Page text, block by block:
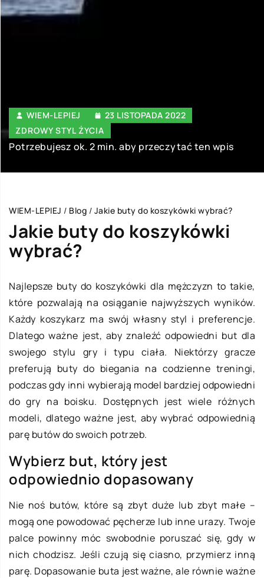
WIEM-LEPIEJ
23 LISTOPADA 2022
ZDROWY STYL ŻYCIA
Potrzebujesz ok. 2 min. aby przeczytać ten wpis
WIEM-LEPIEJ / Blog / Jakie buty do koszykówki wybrać?
Jakie buty do koszykówki
wybrać?
Najlepsze buty do koszykówki dla mężczyzn to takie,
które pozwalają na osiąganie najwyższych wyników.
Każdy koszykarz ma swój własny styl i preferencje.
Dlatego ważne jest, aby znaleźć odpowiedni but dla
swojego stylu gry i typu ciała. Niektórzy gracze
preferują buty do biegania na codzienne treningi,
podczas gdy inni wybierają model bardziej odpowiedni
do gry na boisku. Dostępnych jest wiele różnych
modeli, dlatego ważne jest, aby wybrać odpowiednią
parę butów do swoich potrzeb.
Wybierz but, który jest
odpowiednio dopasowany
Nie noś butów, które są zbyt duże lub zbyt małe –
mogą one powodować pęcherze lub inne urazy. Twoje
palce powinny móc swobodnie poruszać się, gdy w
nich chodzisz. Jeśli czują się ciasno, przymierz inną
parę. Dopasowanie buta jest ważne, ale równie ważne